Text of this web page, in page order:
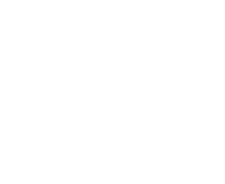
novedades del